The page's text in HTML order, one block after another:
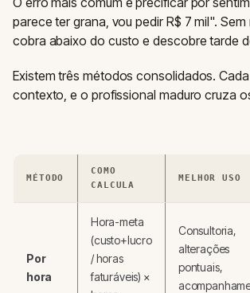
parece ter grana, vou pedir R$ 7 mil".
cobra abaixo do custo e descobre tarde
Existem três métodos consolidados.
contexto, e o profissional maduro cruza
MÉTODO
COMO
CALCULA
MELHOR USO
Por
hora
Hora-meta
(custo+lucro
/ horas
faturáveis) ×
Consultoria,
alterações
pontuais,